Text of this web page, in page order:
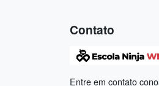
Contato
Entre em contato